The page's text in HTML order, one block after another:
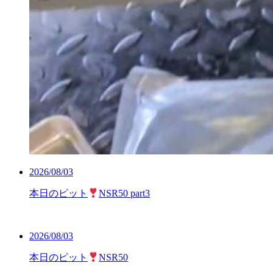
2026/08/03
本日のピット NSR50 part3
2026/08/03
本日のピット NSR50